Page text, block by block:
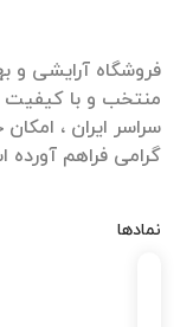
فروشگاه آرایشی و
منتخب و با کیفیت
سراسر ایران ،
گرامی فراهم
نمادها